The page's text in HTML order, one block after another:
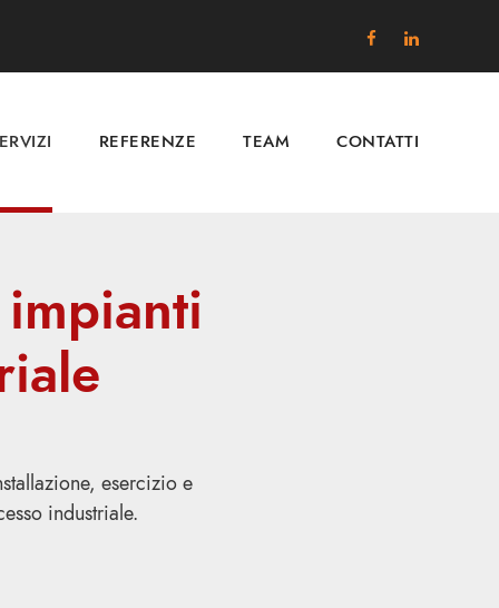
REFERENZE TEAM CONTATTI
esercizio e
industriale.